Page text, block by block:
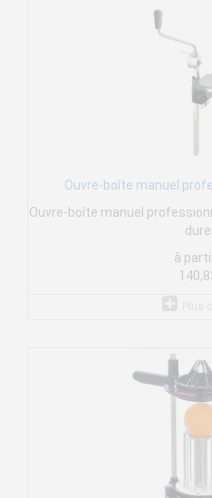
Ouvre-boîte manuel
Ouvre-boîte manuel
à